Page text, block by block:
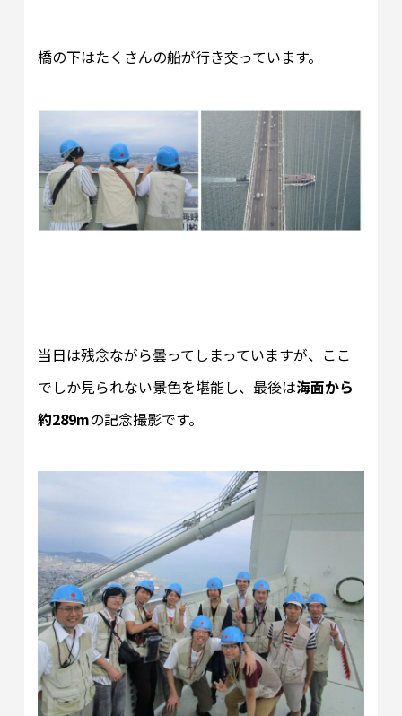
橋の下はたくさんの船が行き交っています。
当日は残念ながら曇ってしまっていますが、ここ
でしか見られない景色を堪能し、最後は海面から
約289mの記念撮影です。